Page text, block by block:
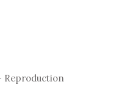
Reproduction